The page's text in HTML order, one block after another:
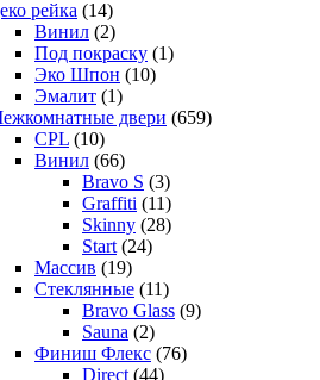
рейка (14)
Винил (2)
Под покраску (1)
Эко Шпон (10)
Эмалит (1)
двери (659)
CPL (10)
Винил (66)
Bravo S (3)
Graffiti (11)
Skinny (28)
Start (24)
Массив (19)
Стеклянные (11)
Bravo Glass (9)
Sauna (2)
Финиш Флекс (76)
Direct (44)